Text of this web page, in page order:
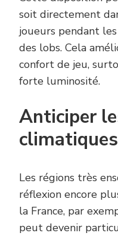
soit directement
joueurs pendant
des lobs. Cela
confort de jeu,
forte luminosité.
Anticiper
Les régions très
réflexion encore
la France, par
peut devenir